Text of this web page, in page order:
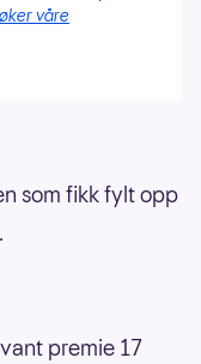
våre
som fikk fylt opp
premie 17